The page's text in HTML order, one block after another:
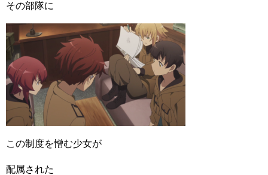
その部隊に
この制度を憎む少女が
配属された